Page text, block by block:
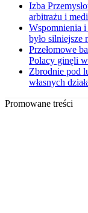
Izba
arbitrażu i
Wspomnienia
było silniejsze
Przełomowe
Polacy ginęli
Zbrodnie pod
własnych
Promowane treści